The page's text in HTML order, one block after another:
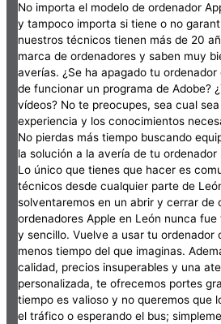
No importa el modelo de ordenador
y tampoco importa si tiene o no
nuestros técnicos tienen más de 20
marca de ordenadores y saben muy
averías. ¿Se ha apagado tu
de funcionar un programa de Adobe?
vídeos? No te preocupes, sea cual
experiencia y los conocimientos
No pierdas más tiempo buscando
la solución a la avería de tu
Lo único que tienes que hacer es
técnicos desde cualquier parte de
solventaremos en un abrir y cerrar de
ordenadores Apple en León nunca
y sencillo. Vuelve a usar tu ordenador
menos tiempo del que imaginas.
calidad, precios insuperables y una
personalizada, te ofrecemos portes
tiempo es valioso y no queremos que
el tráfico o esperando el bus;